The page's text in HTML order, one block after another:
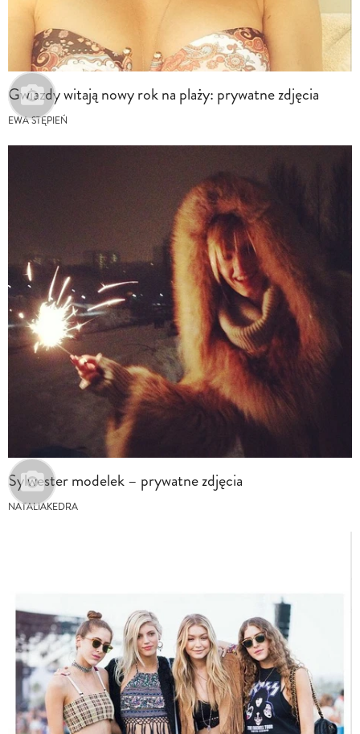
Gwiazdy witają nowy rok na plaży: prywatne zdjęcia
EWA STĘPIEŃ
Sylwester modelek – prywatne zdjęcia
NATALIAKEDRA